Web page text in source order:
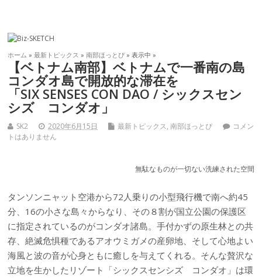
ホーム »最新トピックス »南部ほっとぴ » 表示中 »
【ベトナム南部】ベトナムで一番南の島
コンダオ島で開放的な滞在を
「SIX SENSES CON DAO / シックスセン
シズ コンダオ」
SK2 2020年6月15日 最新トピックス,南部ほっとぴ
コメン
トはありません
無駄なものが一切ない洗練された空間
タンソンニャット空港から72人乗りの小型飛行機で南へ約45
分、16の小さな島々からなり、その８割が国立公園の保護区
に指定されているのがコンダオ諸島。手付かずの原生林との共
存、絶滅危惧種であるアオウミガメの産卵地、そして心地よい
海風と波の音が心身ともに癒しを与えてくれる。そんな贅沢な
立地を生かしたリゾート「シックスセンシズ コンダオ」は環